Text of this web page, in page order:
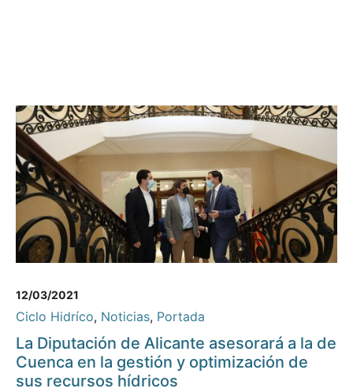
12/03/2021
Ciclo Hidríco, Noticias, Portada
La Diputación de Alicante asesorará a la de
Cuenca en la gestión y optimización de
sus recursos hídricos